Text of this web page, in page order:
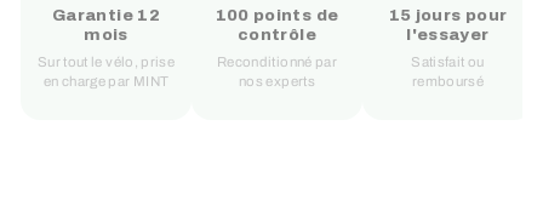
Garantie 12
mois
Sur tout le vélo, prise
en charge par MINT
100 points de
contrôle
Reconditionné par
nos experts
15 jours pour
l'essayer
Satisfait ou
remboursé